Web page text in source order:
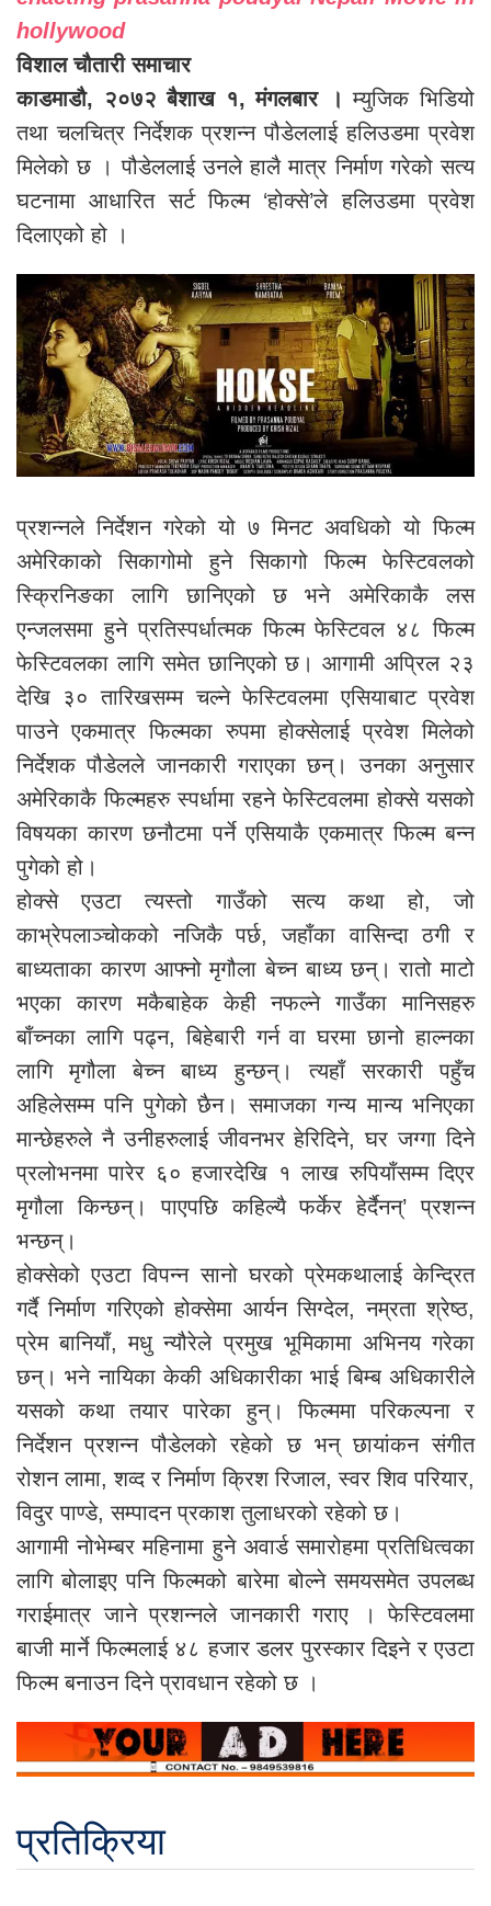
hollywood
विशाल चौतारी समाचार
काडमाडौ, २०७२ बैशाख १, मंगलबार । म्युजिक भिडियो
तथा चलचित्र निर्देशक प्रशन्न पौडेललाई हलिउडमा प्रवेश
मिलेको छ । पौडेललाई उनले हालै मात्र निर्माण गरेको सत्य
घटनामा आधारित सर्ट फिल्म ‘होक्से’ले हलिउडमा प्रवेश
दिलाएको हो ।
प्रशन्नले निर्देशन गरेको यो ७ मिनट अवधिको यो फिल्म
अमेरिकाको सिकागोमो हुने सिकागो फिल्म फेस्टिवलको
स्क्रिनिङका लागि छानिएको छ भने अमेरिकाकै लस
एन्जलसमा हुने प्रतिस्पर्धात्मक फिल्म फेस्टिवल ४८ फिल्म
फेस्टिवलका लागि समेत छानिएको छ। आगामी अप्रिल २३
देखि ३० तारिखसम्म चल्ने फेस्टिवलमा एसियाबाट प्रवेश
पाउने एकमात्र फिल्मका रुपमा होक्सेलाई प्रवेश मिलेको
निर्देशक पौडेलले जानकारी गराएका छन्। उनका अनुसार
अमेरिकाकै फिल्महरु स्पर्धामा रहने फेस्टिवलमा होक्से यसको
विषयका कारण छनौटमा पर्ने एसियाकै एकमात्र फिल्म बन्न
पुगेको हो।
होक्से एउटा त्यस्तो गाउँको सत्य कथा हो, जो
काभ्रेपलाञ्चोकको नजिकै पर्छ, जहाँका वासिन्दा ठगी र
बाध्यताका कारण आफ्नो मृगौला बेच्न बाध्य छन्। रातो माटो
भएका कारण मकैबाहेक केही नफल्ने गाउँका मानिसहरु
बाँच्नका लागि पढ्न, बिहेबारी गर्न वा घरमा छानो हाल्नका
लागि मृगौला बेच्न बाध्य हुन्छन्। त्यहाँ सरकारी पहुँच
अहिलेसम्म पनि पुगेको छैन। समाजका गन्य मान्य भनिएका
मान्छेहरुले नै उनीहरुलाई जीवनभर हेरिदिने, घर जग्गा दिने
प्रलोभनमा पारेर ६० हजारदेखि १ लाख रुपियाँसम्म दिएर
मृगौला किन्छन्। पाएपछि कहिल्यै फर्केर हेर्दैनन्’ प्रशन्न
भन्छन्।
होक्सेको एउटा विपन्न सानो घरको प्रेमकथालाई केन्द्रित
गर्दै निर्माण गरिएको होक्सेमा आर्यन सिग्देल, नम्रता श्रेष्ठ,
प्रेम बानियाँ, मधु न्यौरेले प्रमुख भूमिकामा अभिनय गरेका
छन्। भने नायिका केकी अधिकारीका भाई बिम्ब अधिकारीले
यसको कथा तयार पारेका हुन्। फिल्ममा परिकल्पना र
निर्देशन प्रशन्न पौडेलको रहेको छ भन् छायांकन संगीत
रोशन लामा, शव्द र निर्माण क्रिश रिजाल, स्वर शिव परियार,
विदुर पाण्डे, सम्पादन प्रकाश तुलाधरको रहेको छ।
आगामी नोभेम्बर महिनामा हुने अवार्ड समारोहमा प्रतिधित्वका
लागि बोलाइए पनि फिल्मको बारेमा बोल्ने समयसमेत उपलब्ध
गराईमात्र जाने प्रशन्नले जानकारी गराए । फेस्टिवलमा
बाजी मार्ने फिल्मलाई ४८ हजार डलर पुरस्कार दिइने र एउटा
फिल्म बनाउन दिने प्रावधान रहेको छ ।
प्रतिक्रिया